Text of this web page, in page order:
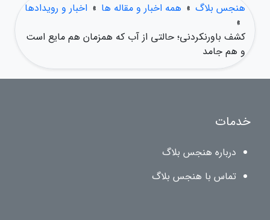
هنجس بلاگ » همه اخبار و مقاله ها » اخبار و رویدادها
»
کشف باورنکردنی؛ حالتی از آب که همزمان هم مایع است
و هم جامد
خدمات
درباره هنجس بلاگ
تماس با هنجس بلاگ